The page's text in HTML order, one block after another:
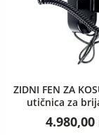
ZIDNI FEN ZA
utičnica za
4.980,00